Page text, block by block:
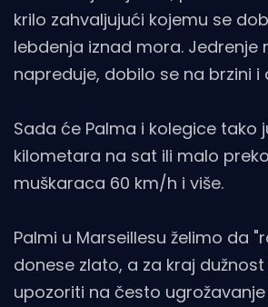
krilo zahvaljujući kojemu se
lebdenja iznad mora. Jedrenje
napreduje, dobilo se na brzini i
Sada će Palma i kolegice tako
kilometara na sat ili malo
muškaraca 60 km/h i više.
Palmi u Marseillesu želimo da
donese zlato, a za kraj
upozoriti na često